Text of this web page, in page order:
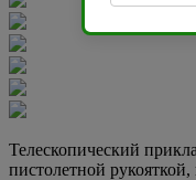
Телескопический
пистолетной